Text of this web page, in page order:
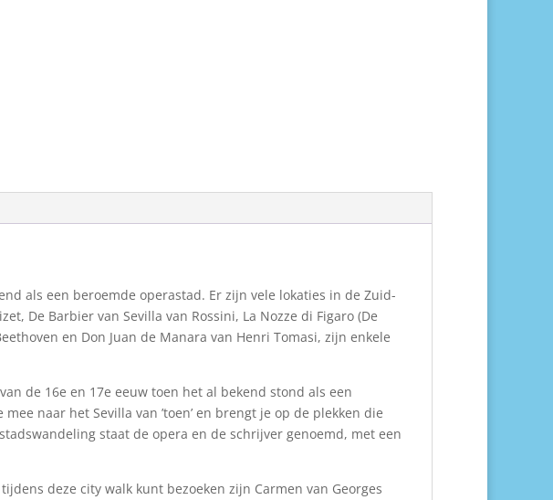
als een beroemde operastad. Er zijn vele lokaties in de Zuid-
De Barbier van Sevilla van Rossini, La Nozze di Figaro (De
en Don Juan de Manara van Henri Tomasi, zijn enkele
de 16e en 17e eeuw toen het al bekend stond als een
naar het Sevilla van ’toen’ en brengt je op de plekken die
staat de opera en de schrijver genoemd, met een
deze city walk kunt bezoeken zijn Carmen van Georges